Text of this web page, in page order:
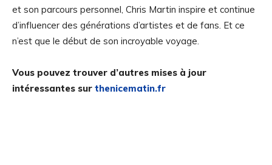
et son parcours personnel, Chris Martin inspire et continue
d’influencer des générations d’artistes et de fans. Et ce
n’est que le début de son incroyable voyage.
Vous pouvez trouver d’autres mises à jour
intéressantes sur thenicematin.fr